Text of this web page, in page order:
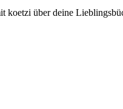
über deine